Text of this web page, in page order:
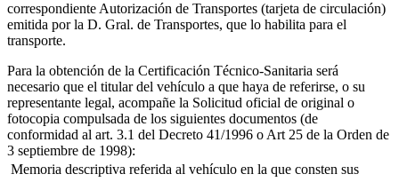
correspondiente Autorización de Transportes (tarjeta de circulación)
emitida por la D. Gral. de Transportes, que lo habilita para el
transporte.
Para la obtención de la Certificación Técnico-Sanitaria será
necesario que el titular del vehículo a que haya de referirse, o su
representante legal, acompañe la Solicitud oficial de original o
fotocopia compulsada de los siguientes documentos (de
conformidad al art. 3.1 del Decreto 41/1996 o Art 25 de la Orden de
3 septiembre de 1998):
 Memoria descriptiva referida al vehículo en la que consten sus